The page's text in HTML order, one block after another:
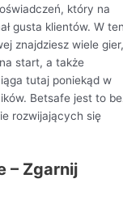
który na
gusta klientów. W
znajdziesz wiele gier,
start, a także
tutaj poniekąd w
Betsafe jest to
rozwijających się
– Zgarnij